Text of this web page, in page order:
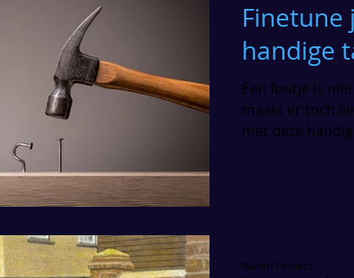
Finetune
handige
Een foutje is
maakt er toch
met deze
Ruben Peeters